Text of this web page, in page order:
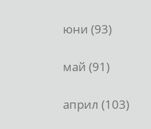
юни (93)
май (91)
април (103)